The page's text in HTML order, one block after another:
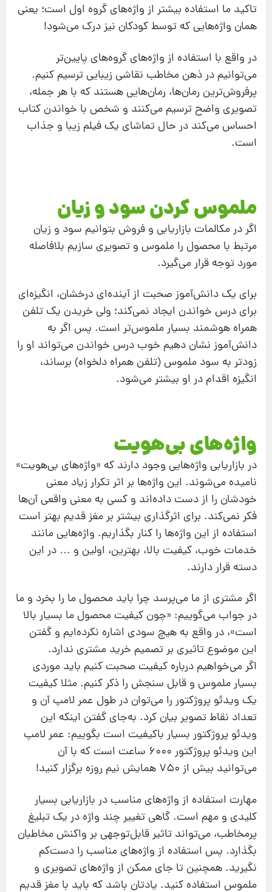
تاکید ما استفاده بیشتر از واژه‌های گروه اول است؛ یعنی
همان واژه‌هایی که توسط کودکان نیز درک می‌شود!
در واقع با استفاده از واژه‌های گروه‌های پایین‌تر
می‌توانیم در ذهن مخاطب نقاشی زیبایی ترسیم کنیم.
پرفروش‌ترین رمان‌ها، رمان‌هایی هستند که با هر جمله،
تصویری واضح ترسیم می‌کنند و شخص با خواندن کتاب
احساس می‌کند در حال تماشای یک فیلم زیبا و جذاب
است.
ملموس کردن سود و زیان
اگر در مکالمات بازاریابی و فروش بتوانیم سود و زیان
مرتبط با محصول را ملموس و تصویری سازیم بلافاصله
مورد توجه قرار می‌گیرد.
برای یک دانش‌آموز صحبت از آینده‌ای درخشان، انگیزه‌ای
برای درس خواندن ایجاد نمی‌کند؛ ولی خریدن یک تلفن
همراه هوشمند بسیار ملموس‌تر است. پس اگر به
دانش‌آموز نشان دهیم خوب درس خواندن می‌تواند او را
زودتر به سود ملموس (تلفن همراه دلخواه) برساند،
انگیزه اقدام در او بیشتر می‌شود.
واژه‌های بی‌هویت
در بازاریابی واژه‌هایی وجود دارند که «واژه‌های بی‌هویت»
نامیده می‌شوند. این واژه‌ها بر اثر تکرار زیاد معنی
خودشان را از دست داده‌اند و کسی به معنی واقعی آن‌ها
فکر نمی‌کند. برای اثرگذاری بیشتر بر مغز قدیم بهتر است
استفاده از این واژه‌ها را کنار بگذاریم. واژه‌هایی مانند
خدمات خوب، کیفیت بالا، بهترین، اولین و … در این
دسته قرار دارند.
اگر مشتری از ما می‌پرسد چرا باید محصول ما را بخرد و ما
در جواب می‌گوییم: «چون کیفیت محصول ما بسیار بالا
است»، در واقع به هیچ سودی اشاره نکرده‌ایم و گفتن
این موضوع تاثیری بر تصمیم خرید مشتری ندارد.
اگر می‌خواهیم درباره کیفیت صحبت کنیم باید موردی
بسیار ملموس و قابل سنجش را ذکر کنیم. مثلا کیفیت
یک ویدئو پروژکتور را می‌توان در طول عمر لامپ آن و
تعداد نقاط تصویر بیان کرد. به‌جای گفتن اینکه این
ویدئو پروژکتور بسیار باکیفیت است بگوییم: عمر لامپ
این ویدئو پروژکتور 6000 ساعت است که با آن
می‌توانید بیش از 750 همایش نیم روزه برگزار کنید!
مهارت استفاده از واژه‌های مناسب در بازاریابی بسیار
کلیدی و مهم است. گاهی تغییر چند واژه در یک تبلیغ
پرمخاطب، می‌تواند تاثیر قابل‌توجهی بر واکنش مخاطبان
بگذارد. پس استفاده از واژه‌های مناسب را دست‌کم
نگیرید. همچنین تا جای ممکن از واژه‌های تصویری و
ملموس استفاده کنید. یادتان باشد که باید با مغز قدیم